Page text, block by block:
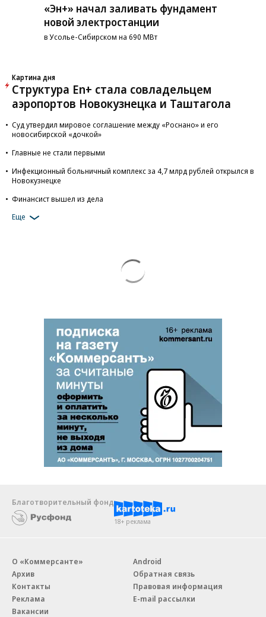
«Эн+» начал заливать фундамент
новой электростанции
в Усолье-Сибирском на 690 МВт
Картина дня
Структура En+ стала совладельцем
аэропортов Новокузнецка и Таштагола
Суд утвердил мировое соглашение между «Роснано» и его
новосибирской «дочкой»
Главные не стали первыми
Инфекционный больничный комплекс за 4,7 млрд рублей открылся в
Новокузнецке
Финансист вышел из дела
Еще
Благотворительный фонд
18+ реклама
О «Коммерсанте»
Архив
Контакты
Реклама
Вакансии
Android
Обратная связь
Правовая информация
E-mail рассылки